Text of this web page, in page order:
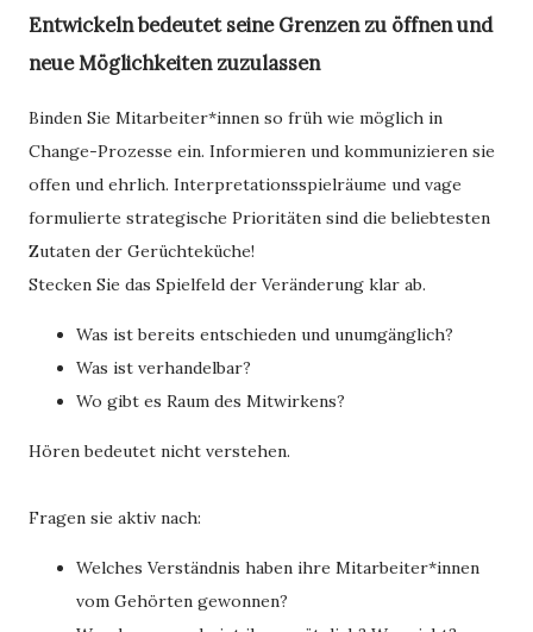
Entwickeln bedeutet seine Grenzen zu öffnen und
neue Möglichkeiten zuzulassen
Binden Sie Mitarbeiter*innen so früh wie möglich in
Change-Prozesse ein. Informieren und kommunizieren sie
offen und ehrlich. Interpretationsspielräume und vage
formulierte strategische Prioritäten sind die beliebtesten
Zutaten der Gerüchteküche!
Stecken Sie das Spielfeld der Veränderung klar ab.
Was ist bereits entschieden und unumgänglich?
Was ist verhandelbar?
Wo gibt es Raum des Mitwirkens?
Hören bedeutet nicht verstehen.
Fragen sie aktiv nach:
Welches Verständnis haben ihre Mitarbeiter*innen
vom Gehörten gewonnen?